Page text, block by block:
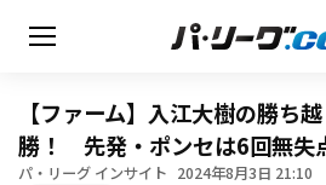
【ファーム】入江大樹の勝ち
勝！ 先発・ポンセは6回無失
パ・リーグ インサイト 2024年8月3日 21:10